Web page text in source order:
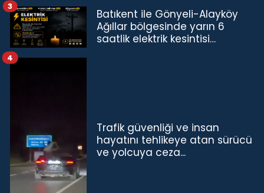
Batıkent ile Gönyeli-Alayköy
Ağıllar bölgesinde yarın 6
saatlik elektrik kesintisi…
3
Trafik güvenliği ve insan
hayatını tehlikeye atan sürücü
ve yolcuya ceza...
4